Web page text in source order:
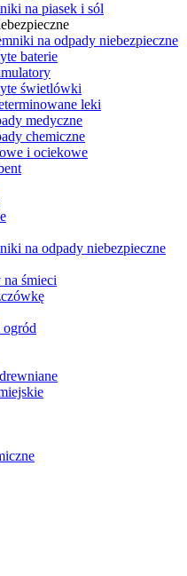
na piasek i sól
na odpady niebezpieczne
baterie
świetlówki
leki
medyczne
chemiczne
i ociekowe
na odpady niebezpieczne
śmieci